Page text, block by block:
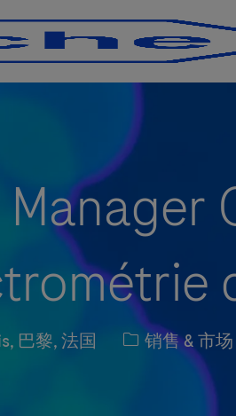
巴黎, 法国 职位类别
销售 & 市场